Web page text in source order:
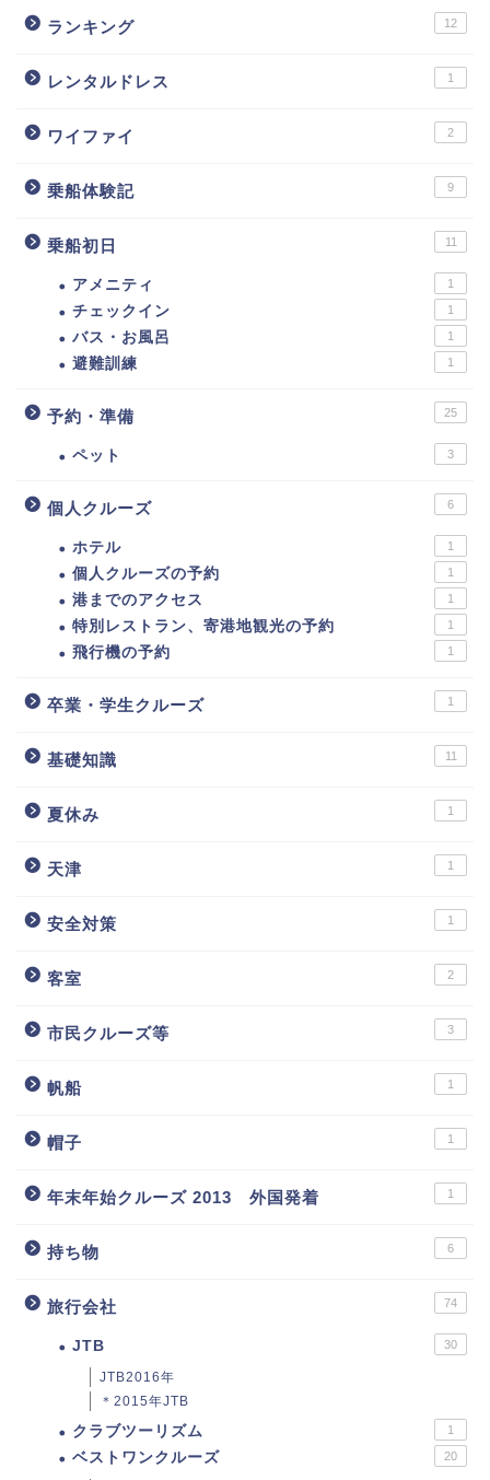
ランキング 12
レンタルドレス 1
ワイファイ 2
乗船体験記 9
乗船初日 11
アメニティ 1
チェックイン 1
バス・お風呂 1
避難訓練 1
予約・準備 25
ペット 3
個人クルーズ 6
ホテル 1
個人クルーズの予約 1
港までのアクセス 1
特別レストラン、寄港地観光の予約 1
飛行機の予約 1
卒業・学生クルーズ 1
基礎知識 11
夏休み 1
天津 1
安全対策 1
客室 2
市民クルーズ等 3
帆船 1
帽子 1
年末年始クルーズ 2013 外国発着 1
持ち物 6
旅行会社 74
JTB 30
JTB2016年
＊2015年JTB
クラブツーリズム 1
ベストワンクルーズ 20